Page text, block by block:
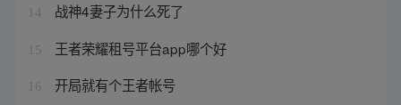
14 战神4妻子为什么死了
15 王者荣耀租号平台app哪个好
16 开局就有个王者帐号